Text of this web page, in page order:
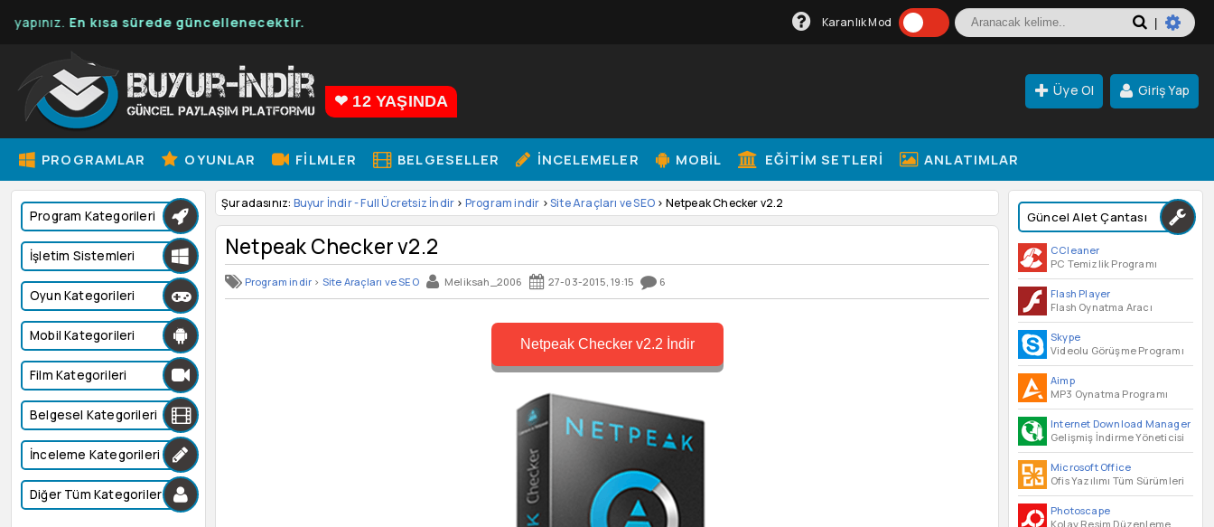
En kısa sürede güncellenecektir. Karanlık Mod
❤ 12 YAŞINDA
Üye Ol Giriş Yap
PROGRAMLAR OYUNLAR FILMLER BELGESELLER İNCELEMELER MOBIL EĞITIM SETLERI ANLATIMLAR
Güncel Alet Çantası
CCleaner
PC Temizlik Programı
Flash Player
Flash Oynatma Aracı
Skype
Videolu Görüşme Programı
Aimp
MP3 Oynatma Programı
Internet Download Manager
Gelişmiş İndirme Yöneticisi
Microsoft Office
Ofis Yazılımı Tüm Sürümleri
Photoscape
Kolay Resim Düzenleme
Program Kategorileri
İşletim Sistemleri
Oyun Kategorileri
Mobil Kategorileri
Film Kategorileri
Belgesel Kategorileri
İnceleme Kategorileri
Diğer Tüm Kategoriler
Şuradasınız: Buyur İndir - Full Ücretsiz İndir > Program indir >Site Araçları ve SEO > Netpeak Checker v2.2
Netpeak Checker v2.2
Program indir > Site Araçları ve SEO Meliksah_2006 27-03-2015, 19:15 6
Netpeak Checker v2.2 İndir